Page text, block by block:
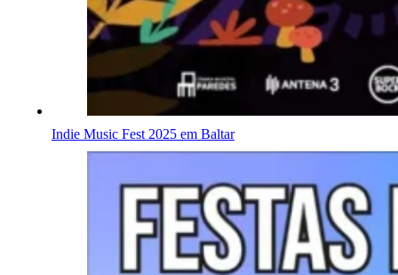
Indie Music Fest 2025 em Baltar